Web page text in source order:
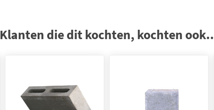
Klanten die dit kochten, kochten ook..